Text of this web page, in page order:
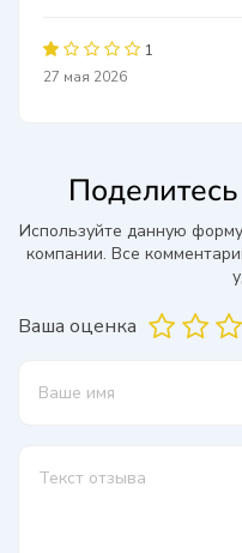
1
27 мая 2026
Используйте данную
компании. Все
Ваша оценка